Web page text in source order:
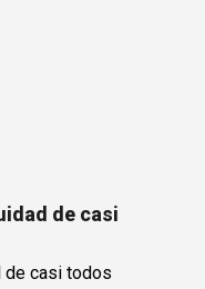
de casi